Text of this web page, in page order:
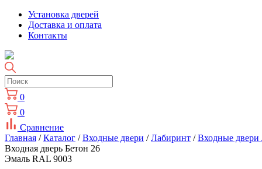
Установка дверей
Доставка и оплата
Контакты
0
0
Сравнение
Главная /Каталог /Входные двери /Лабиринт /Входные двери
Входная дверь Бетон 26
Эмаль RAL 9003